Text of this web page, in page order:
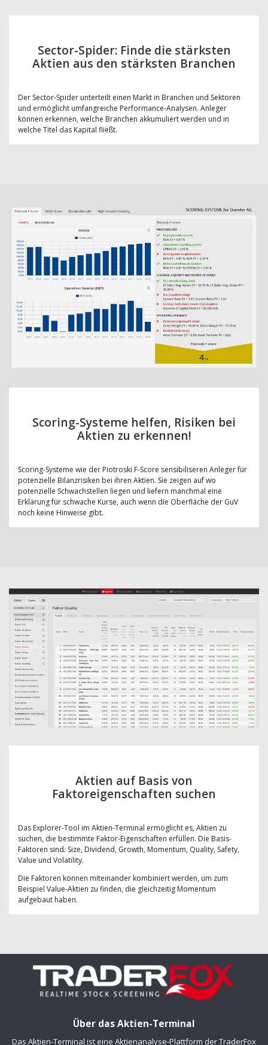
Sector-Spider: Finde die stärksten
Aktien aus den stärksten Branchen
Der Sector-Spider unterteilt einen Markt in Branchen und Sektoren
und ermöglicht umfangreiche Performance-Analysen. Anleger
können erkennen, welche Branchen akkumuliert werden und in
welche Titel das Kapital fließt.
Scoring-Systeme helfen, Risiken bei
Aktien zu erkennen!
Scoring-Systeme wie der Piotroski F-Score sensibiliseren Anleger für
potenzielle Bilanzrisiken bei ihren Aktien. Sie zeigen auf wo
potenzielle Schwachstellen liegen und liefern manchmal eine
Erklärung für schwache Kurse, auch wenn die Oberfläche der GuV
noch keine Hinweise gibt.
Aktien auf Basis von
Faktoreigenschaften suchen
Das Explorer-Tool im Aktien-Terminal ermöglicht es, Aktien zu
suchen, die bestimmte Faktor-Eigenschaften erfüllen. Die Basis-
Faktoren sind: Size, Dividend, Growth, Momentum, Quality, Safety,
Value und Volatility.
Die Faktoren können miteinander kombiniert werden, um zum
Beispiel Value-Aktien zu finden, die gleichzeitig Momentum
aufgebaut haben.
Über das Aktien-Terminal
Das Aktien-Terminal ist eine Aktienanalyse-Plattform der TraderFox